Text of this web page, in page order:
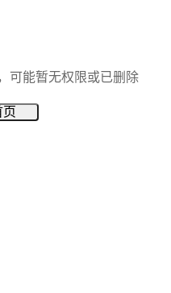
可能暂无权限或已删除
页